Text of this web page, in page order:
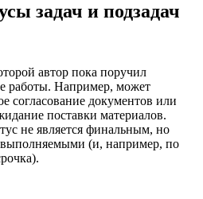
задач и подзадач
автор пока поручил
работы. Например, может
согласование документов или
поставки материалов.
не является финальным, но
выполняемыми (и, например, по